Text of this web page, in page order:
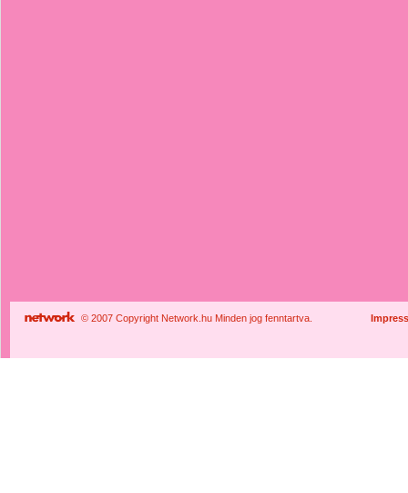
© 2007 Copyright Network.hu Minden jog fenntartva.